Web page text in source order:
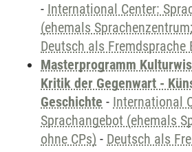
- International Center:
(ehemals
Deutsch als Fremdsprache
Masterprogramm
Kritik der Gegenwart -
Geschichte - International
Sprachangebot (ehemals
ohne CPs) - Deutsch als